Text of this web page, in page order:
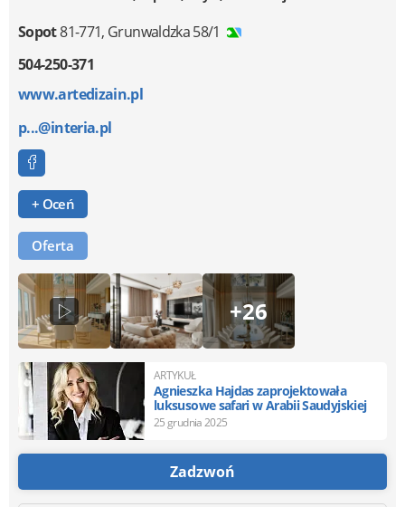
Sopot81-771, Grunwaldzka 58/1
504-250-371
www.artedizain.pl
p...@interia.pl
+ Oceń
Oferta
+26
ARTYKUŁ
Agnieszka Hajdas zaprojektowała
luksusowe safari w Arabii Saudyjskiej
25 grudnia 2025
Zadzwoń